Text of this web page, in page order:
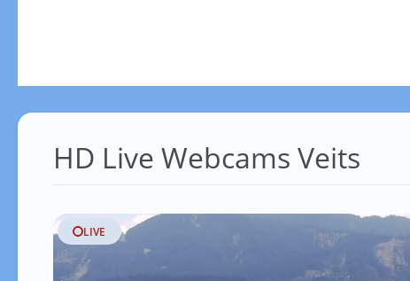
HD Live Webcams Veits
LIVE